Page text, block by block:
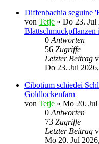
Diffenbachia seguine
von Tetje » Do 23. Jul
Blattschmuckpflanzen
0 Antworten
56 Zugriffe
Letzter Beitrag
Do 23. Jul
Cibotium schiedei
Goldlockenfarn
von Tetje » Mo 20.
0 Antworten
73 Zugriffe
Letzter Beitrag
Mo 20. Jul